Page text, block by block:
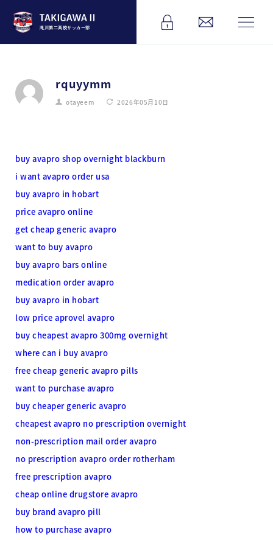
滝川第二高校サッカー部
rquyymm
otayeem 2026年05月10日
buy avapro shop overnight blackburn
i want avapro order usa
buy avapro in hobart
price avapro online
get cheap generic avapro
want to buy avapro
buy avapro bars online
medication order avapro
buy avapro in hobart
low price aprovel avapro
buy cheapest avapro 300mg overnight
where can i buy avapro
free cheap generic avapro pills
want to purchase avapro
buy cheaper generic avapro
cheapest avapro no prescription overnight
non-prescription mail order avapro
no prescription avapro order rotherham
free prescription avapro
cheap online drugstore avapro
buy brand avapro pill
how to purchase avapro